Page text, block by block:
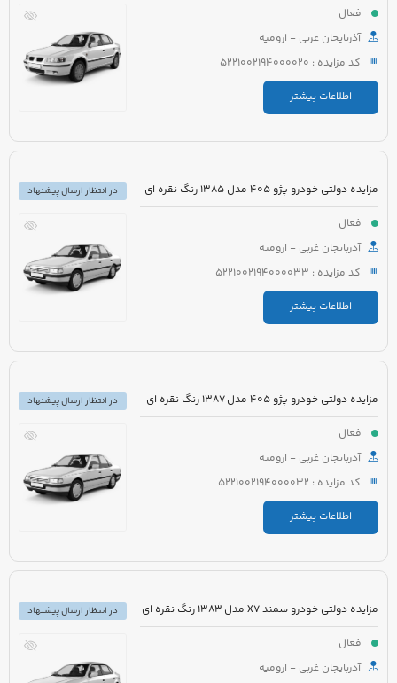
فعال
آذربایجان غربی - ارومیه
کد مزایده : 5221002194000020
اطلاعات بیشتر
مزایده دولتی خودرو پژو 405 مدل 1385 رنگ نقره ای
فعال
آذربایجان غربی - ارومیه
کد مزایده : 5221002194000033
اطلاعات بیشتر
در انتظار ارسال پیشنهاد
مزایده دولتی خودرو پژو 405 مدل 1387 رنگ نقره ای
فعال
آذربایجان غربی - ارومیه
کد مزایده : 5221002194000032
اطلاعات بیشتر
در انتظار ارسال پیشنهاد
مزایده دولتی خودرو سمند X7 مدل 1383 رنگ نقره ای
فعال
آذربایجان غربی - ارومیه
در انتظار ارسال پیشنهاد